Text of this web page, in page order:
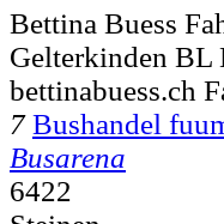
Bettina Buess
Gelterkinden
bettinabuess.ch
7 Bushandel
Busarena
6422